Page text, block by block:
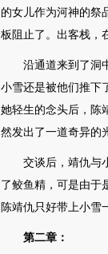
的女儿作为河神的祭
板阻止了。出客栈，
沿通道来到了洞
小雪还是被他们推下
她轻生的念头后，陈
然发出了一道奇异的
交谈后，靖仇与
了鲛鱼精，可是由于
陈靖仇只好带上小雪
第二章：